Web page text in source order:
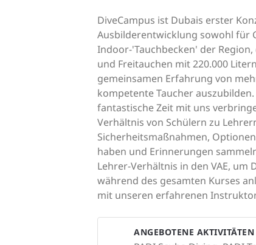
DiveCampus ist Dubais erster
Ausbilderentwicklung sowohl für
Indoor-'Tauchbecken' der
und Freitauchen mit 220.000
gemeinsamen Erfahrung von
kompetente Taucher
fantastische Zeit mit uns
Verhältnis von Schülern zu
Sicherheitsmaßnahmen,
haben und Erinnerungen
Lehrer-Verhältnis in den VAE,
während des gesamten Kurses
mit unseren erfahrenen
ANGEBOTENE AKTIVITÄTEN